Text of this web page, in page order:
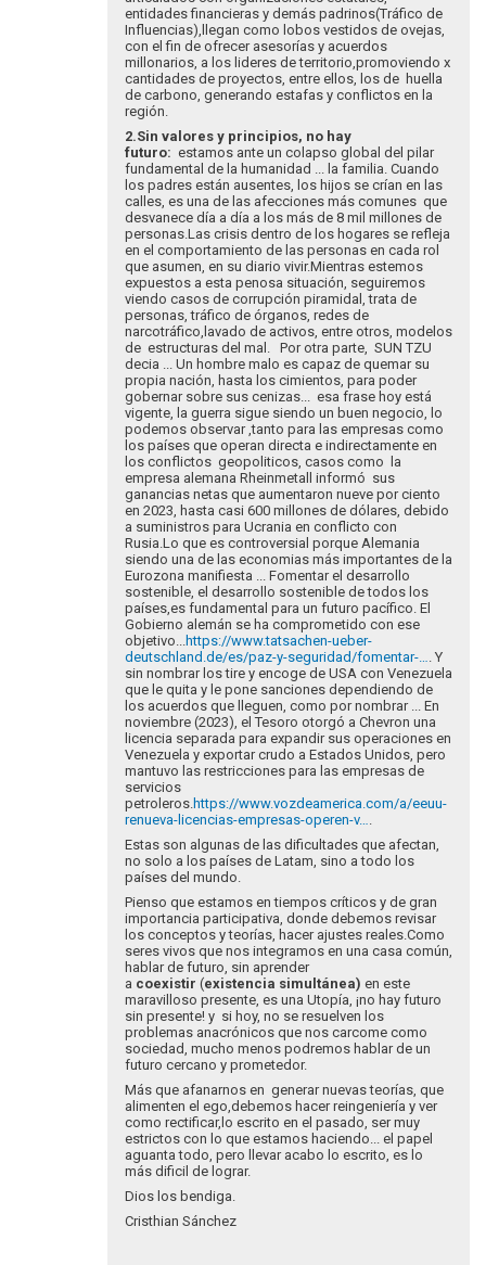
entidades financieras y demás padrinos(Tráfico de
Influencias),llegan como lobos vestidos de ovejas,
con el fin de ofrecer asesorías y acuerdos
millonarios, a los lideres de territorio,promoviendo x
cantidades de proyectos, entre ellos, los de huella
de carbono, generando estafas y conflictos en la
región.
2.Sin valores y principios, no hay
futuro: estamos ante un colapso global del pilar
fundamental de la humanidad ... la familia. Cuando
los padres están ausentes, los hijos se crían en las
calles, es una de las afecciones más comunes que
desvanece día a día a los más de 8 mil millones de
personas.Las crisis dentro de los hogares se refleja
en el comportamiento de las personas en cada rol
que asumen, en su diario vivir.Mientras estemos
expuestos a esta penosa situación, seguiremos
viendo casos de corrupción piramidal, trata de
personas, tráfico de órganos, redes de
narcotráfico,lavado de activos, entre otros, modelos
de estructuras del mal. Por otra parte, SUN TZU
decia ... Un hombre malo es capaz de quemar su
propia nación, hasta los cimientos, para poder
gobernar sobre sus cenizas... esa frase hoy está
vigente, la guerra sigue siendo un buen negocio, lo
podemos observar ,tanto para las empresas como
los países que operan directa e indirectamente en
los conflictos geopoliticos, casos como la
empresa alemana Rheinmetall informó sus
ganancias netas que aumentaron nueve por ciento
en 2023, hasta casi 600 millones de dólares, debido
a suministros para Ucrania en conflicto con
Rusia.Lo que es controversial porque Alemania
siendo una de las economias más importantes de la
Eurozona manifiesta ... Fomentar el desarrollo
sostenible, el desarrollo sostenible de todos los
países,es fundamental para un futuro pacífico. El
Gobierno alemán se ha comprometido con ese
objetivo...https://www.tatsachen-ueber-
deutschland.de/es/paz-y-seguridad/fomentar-…. Y
sin nombrar los tire y encoge de USA con Venezuela
que le quita y le pone sanciones dependiendo de
los acuerdos que lleguen, como por nombrar ... En
noviembre (2023), el Tesoro otorgó a Chevron una
licencia separada para expandir sus operaciones en
Venezuela y exportar crudo a Estados Unidos, pero
mantuvo las restricciones para las empresas de
servicios
petroleros.https://www.vozdeamerica.com/a/eeuu-
renueva-licencias-empresas-operen-v….
Estas son algunas de las dificultades que afectan,
no solo a los países de Latam, sino a todo los
países del mundo.
Pienso que estamos en tiempos críticos y de gran
importancia participativa, donde debemos revisar
los conceptos y teorías, hacer ajustes reales.Como
seres vivos que nos integramos en una casa común,
hablar de futuro, sin aprender
a coexistir (existencia simultánea) en este
maravilloso presente, es una Utopía, ¡no hay futuro
sin presente! y si hoy, no se resuelven los
problemas anacrónicos que nos carcome como
sociedad, mucho menos podremos hablar de un
futuro cercano y prometedor.
Más que afanarnos en generar nuevas teorías, que
alimenten el ego,debemos hacer reingeniería y ver
como rectificar,lo escrito en el pasado, ser muy
estrictos con lo que estamos haciendo... el papel
aguanta todo, pero llevar acabo lo escrito, es lo
más dificil de lograr.
Dios los bendiga.
Cristhian Sánchez